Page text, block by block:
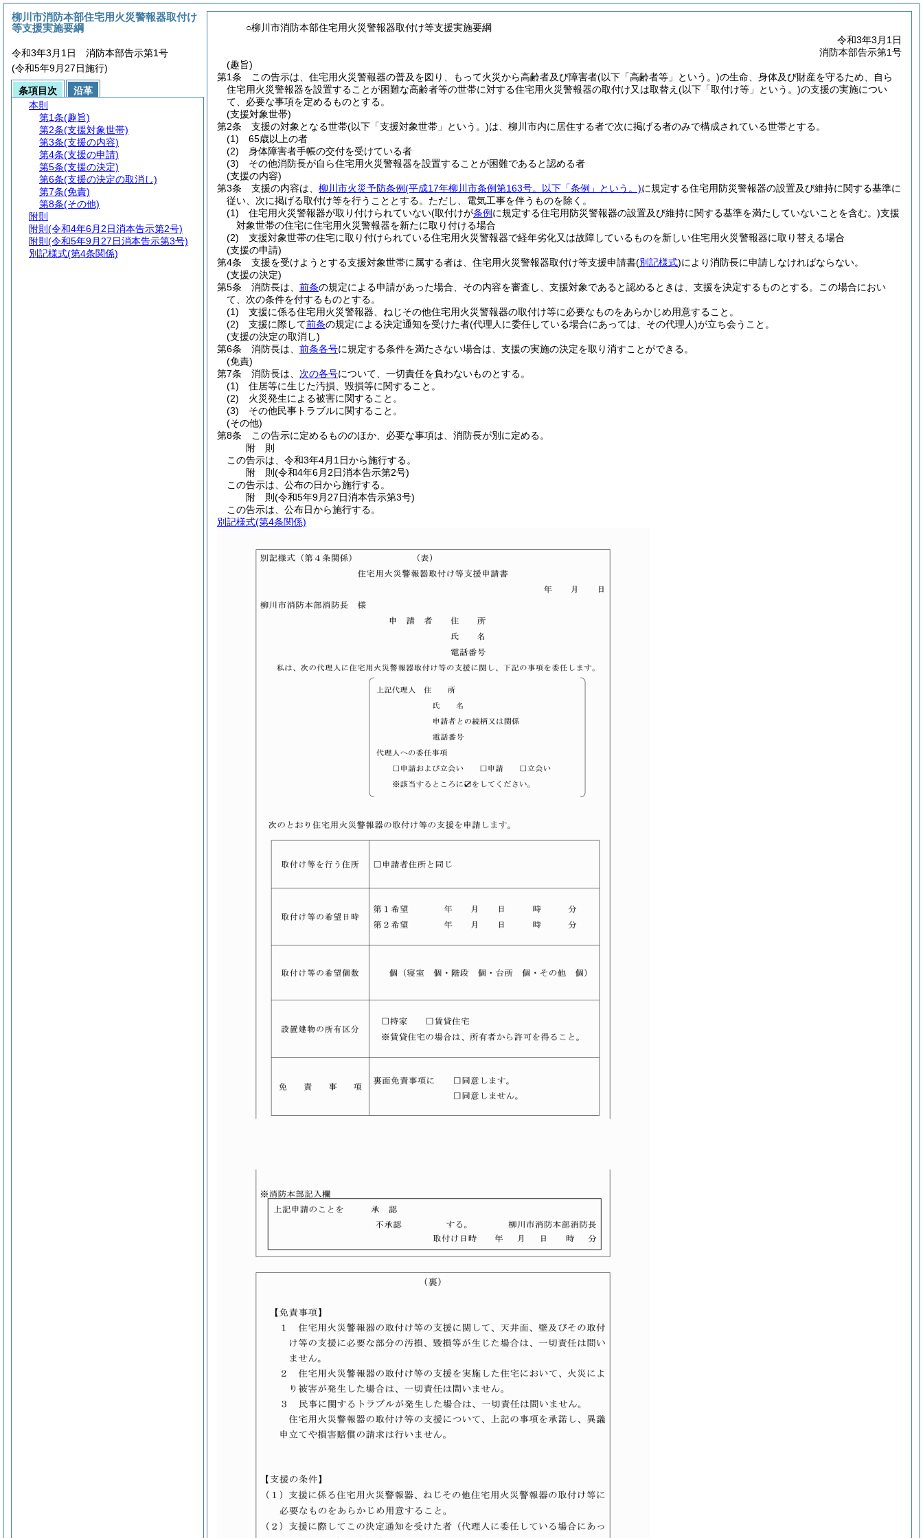
○柳川市消防本部住宅用火災警報器取付け等支援実施要綱
令和3年3月1日
消防本部告示第1号
(趣旨)
第1条
この告示は、住宅用火災警報器の普及を図り、もって火災から高齢者及び障害者(以下「高齢者等」という。)の生命、身体及び財産を守るため、自ら
住宅用火災警報器を設置することが困難な高齢者等の世帯に対する住宅用火災警報器の取付け又は取替え (以下「取付け等」という。)の支援の実施につい
て、必要な事項を定めるものとする。
(支援対象世帯)
第2条
支援の対象となる世帯(以下「支援対象世帯」という。)は、柳川市内に居住する者で次に掲げる者のみで構成されている世帯とする。
(1)
65歳以上の者
(2)
身体障害者手帳の交付を受けている者
(3)
その他消防長が自ら住宅用火災警報器を設置することが困難であると認める者
(支援の内容)
第3条
支援の内容は、 柳川市火災予防条例(平成17年柳川市条例第163号。以下「条例」という。)に規定する住宅用防災警報器の設置及び維持に関する基準に
従い、次に掲げる取付け等を行うこととする。 ただし、電気工事を伴うものを除く。
(1)
住宅用火災警報器が取り付けられていない(取付けが条例 に規定する住宅用防災警報器の設置及び維持に関する基準を満たしていないことを含む。)支援
対象世帯の住宅に住宅用火災警報器を新たに取り付ける場合
(2)
支援対象世帯の住宅に取り付けられている住宅用火災警報器で経年劣化又は故障しているものを新しい住宅用火災警報器に取り替える場合
(支援の申請)
第4条
支援を受けようとする支援対象世帯に属する者は、住宅用火災警報器取付け等支援申請書(別記様式)により消防長に申請しなければならない。
(支援の決定)
第5条
消防長は、 前条の規定による申請があった場合、その内容を審査し、支援対象であると認めるときは、支援を決定するものとする。
この場合におい
て、次の条件を付するものとする。
(1)
支援に係る住宅用火災警報器、ねじその他住宅用火災警報器の取付け等に必要なものをあらかじめ用意すること。
(2)
支援に際して前条の規定による決定通知を受けた者(代理人に委任している場合にあっては、その代理人)が立ち会うこと。
(支援の決定の取消し)
第6条
消防長は、 前条各号に規定する条件を満たさない場合は、支援の実施の決定を取り消すことができる。
(免責)
第7条
消防長は、 次の各号について、一切責任を負わないものとする。
(1)
住居等に生じた汚損、毀損等に関すること。
(2)
火災発生による被害に関すること。
(3)
その他民事トラブルに関すること。
(その他)
第8条
この告示に定めるもののほか、必要な事項は、消防長が別に定める。
附 則
この告示は、令和3年4月1日から施行する。
附 則(令和4年6月2日消本告示第2号)
この告示は、公布の日から施行する。
附 則(令和5年9月27日消本告示第3号)
この告示は、公布日から施行する。
別記様式(第4条関係)
柳川市消防本部住宅用火災警報器取付け
等支援実施要綱
令和3年3月1日 消防本部告示第1号
(令和5年9月27日施行)
条項目次
沿革
本則
第1条(趣旨)
第2条(支援対象世帯)
第3条(支援の内容)
第4条(支援の申請)
第5条(支援の決定)
第6条(支援の決定の取消し)
第7条(免責)
第8条(その他)
附則
附則 (令和4年6月2日消本告示第2号)
附則 (令和5年9月27日消本告示第3号)
別記様式(第4条関係)